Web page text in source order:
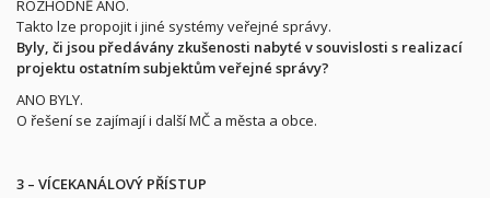
ROZHODNĚ ANO.
Takto lze propojit i jiné systémy veřejné správy.
Byly, či jsou předávány zkušenosti nabyté v souvislosti s realizací
projektu ostatním subjektům veřejné správy?
ANO BYLY.
O řešení se zajímají i další MČ a města a obce.
3 – VÍCEKANÁLOVÝ PŘÍSTUP